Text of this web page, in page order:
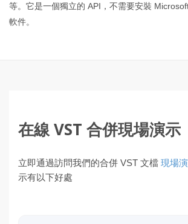
等。它是一個獨立的 API，不需要安裝
軟件。
在線 VST 合併現場演示
立即通過訪問我們的合併 VST 文檔 現場
示有以下好處